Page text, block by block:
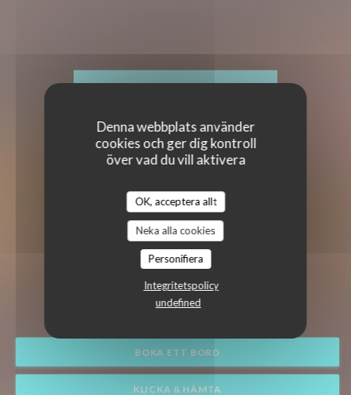
Denna webbplats använder
cookies och ger dig kontroll
över vad du vill aktivera
OK, acceptera allt
Neka alla cookies
Personifiera
Integritetspolicy
undefined
TI CASE CREOLE
|PARIS
BOKA ETT BORD
KLICKA & HÄMTA